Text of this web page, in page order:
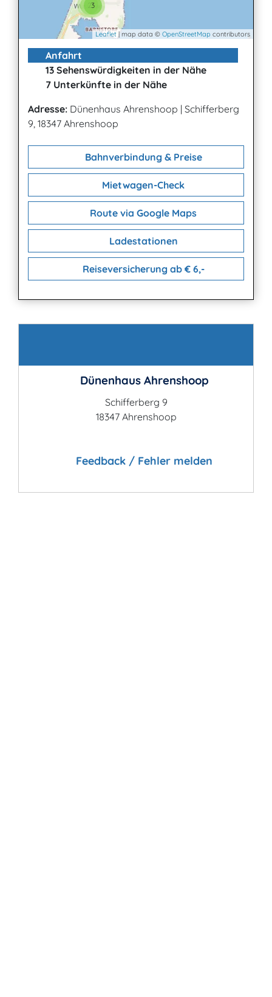
23
Leaflet | map data © OpenStreetMap contributors
Anfahrt
13 Sehenswürdigkeiten in der Nähe
7 Unterkünfte in der Nähe
Adresse: Dünenhaus Ahrenshoop | Schifferberg
9, 18347 Ahrenshoop
Bahnverbindung & Preise
Mietwagen-Check
Route via Google Maps
Ladestationen
Reiseversicherung ab € 6,-
Dünenhaus Ahrenshoop
Schifferberg 9
18347 Ahrenshoop
Feedback / Fehler melden